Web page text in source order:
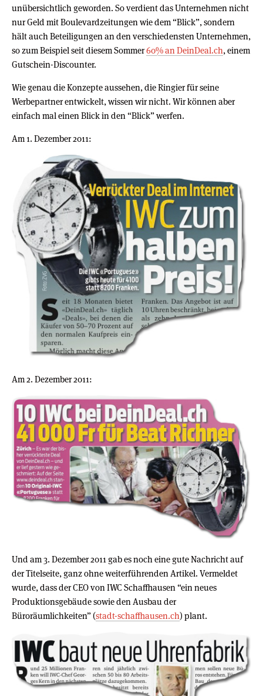
unübersichtlich geworden. So verdient das Unternehmen nicht
nur Geld mit Boulevardzeitungen wie dem “Blick”, sondern
hält auch Beteiligungen an den verschiedensten Unternehmen,
so zum Beispiel seit diesem Sommer60% an DeinDeal.ch, einem
Gutschein-Discounter.
Wie genau die Konzepte aussehen, die Ringier für seine
Werbepartner entwickelt, wissen wir nicht. Wir können aber
einfach mal einen Blick in den “Blick” werfen.
Am 1. Dezember 2011:
Am 2. Dezember 2011:
Und am 3. Dezember 2011 gab es noch eine gute Nachricht auf
der Titelseite, ganz ohne weiterführenden Artikel. Vermeldet
wurde, dass der CEO von IWC Schaffhausen “ein neues
Produktionsgebäude sowie den Ausbau der
Büroräumlichkeiten” (stadt-schaffhausen.ch) plant.